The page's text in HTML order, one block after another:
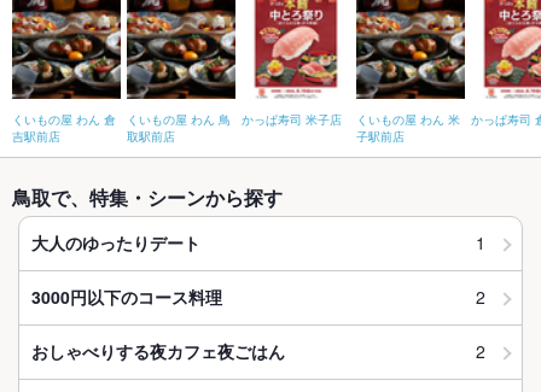
くいもの屋 わん 倉
吉駅前店
くいもの屋 わん 鳥
取駅前店
かっぱ寿司 米子店
くいもの屋 わん 米
子駅前店
かっぱ寿司
鳥取で、特集・シーンから探す
大人のゆったりデート 1
3000円以下のコース料理 2
おしゃべりする夜カフェ夜ごはん 2